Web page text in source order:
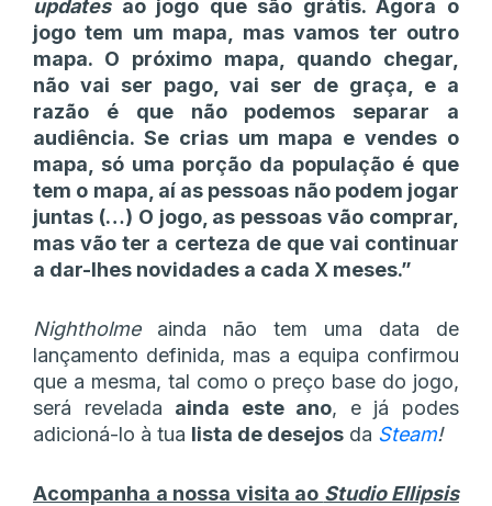
updatesao jogo que são grátis. Agora o
jogo tem um mapa, mas vamos ter outro
mapa. O próximo mapa, quando chegar,
não vai ser pago, vai ser de graça, e a
razão é que não podemos separar a
audiência. Se crias um mapa e vendes o
mapa, só uma porção da população é que
tem o mapa, aí as pessoas não podem jogar
juntas (…) O jogo, as pessoas vão comprar,
mas vão ter a certeza de que vai continuar
a dar-lhes novidades a cada X meses.”
Nightholmeainda não tem uma data de
lançamento definida, mas a equipa confirmou
que a mesma, tal como o preço base do jogo,
será revelada ainda este ano, e já podes
adicioná-lo à tua lista de desejos da Steam!
Acompanha a nossa visita ao Studio Ellipsis